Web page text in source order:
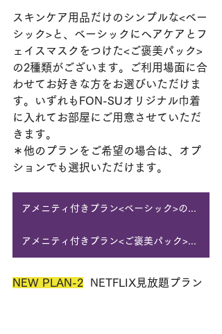
スキンケア用品だけのシンプルな<ベー
シック>と、ベーシックにヘアケアとフ
ェイスマスクをつけた<ご褒美パック>
の2種類がございます。ご利用場面に合
わせてお好きな方をお選びいただけま
す。いずれもFON-SUオリジナル巾着
に入れてお部屋にご用意させていただ
きます。
＊他のプランをご希望の場合は、オプ
ションでも選択いただけます。
アメニティ付きプラン<ベーシック>の詳細
アメニティ付きプラン<ご褒美パック>の詳細
NEW PLAN-2
  NETFLIX見放題
プラン